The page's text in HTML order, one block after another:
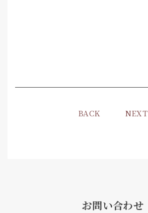
BACK NEXT
お問い合わせ